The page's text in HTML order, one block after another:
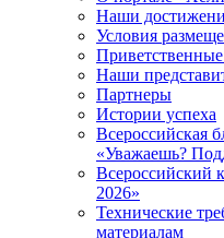
Наши
Условия
Наши
Партнеры
Истории успеха
Всероссийская
«Уважаешь?
Всероссийский
2026»
Технические
материалам